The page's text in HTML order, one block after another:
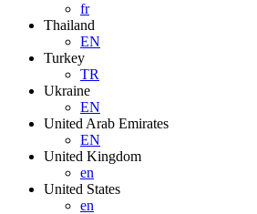
fr
Thailand
EN
Turkey
TR
Ukraine
EN
United Arab Emirates
EN
United Kingdom
en
United States
en